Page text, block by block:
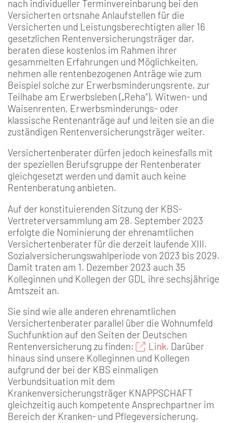
nach individueller Terminvereinbarung bei den
Versicherten ortsnahe Anlaufstellen für die
Versicherten und Leistungsberechtigten aller 16
gesetzlichen Rentenversicherungsträger dar,
beraten diese kostenlos im Rahmen ihrer
gesammelten Erfahrungen und Möglichkeiten,
nehmen alle rentenbezogenen Anträge wie zum
Beispiel solche zur Erwerbsminderungsrente, zur
Teilhabe am Erwerbsleben („Reha“), Witwen- und
Waisenrenten, Erwerbsminderungs- oder
klassische Rentenanträge auf und leiten sie an die
zuständigen Rentenversicherungsträger weiter.
Versichertenberater dürfen jedoch keinesfalls mit
der speziellen Berufsgruppe der Rentenberater
gleichgesetzt werden und damit auch keine
Rentenberatung anbieten.
Auf der konstituierenden Sitzung der KBS-
Vertreterversammlung am 28. September 2023
erfolgte die Nominierung der ehrenamtlichen
Versichertenberater für die derzeit laufende XIII.
Sozialversicherungswahlperiode von 2023 bis 2029.
Damit traten am 1. Dezember 2023 auch 35
Kolleginnen und Kollegen der GDL ihre sechsjährige
Amtszeit an.
Sie sind wie alle anderen ehrenamtlichen
Versichertenberater parallel über die Wohnumfeld
Suchfunktion auf den Seiten der Deutschen
Rentenversicherung zu finden:
Link. Darüber
hinaus sind unsere Kolleginnen und Kollegen
aufgrund der bei der KBS einmaligen
Verbundsituation mit dem
Krankenversicherungsträger KNAPPSCHAFT
gleichzeitig auch kompetente Ansprechpartner im
Bereich der Kranken- und Pflegeversicherung.